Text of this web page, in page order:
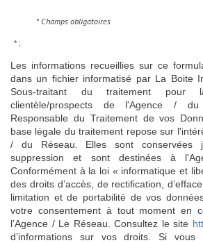
* Champs obligatoires
* :
Les informations recueillies sur ce
dans un fichier informatisé par La Boite
Sous-traitant du traitement
clientèle/prospects de l'Agence /
Responsable du Traitement de vos
base légale du traitement repose sur
/ du Réseau. Elles sont conservées
suppression et sont destinées à
Conformément à la loi « informatique et
des droits d’accès, de rectification,
limitation et de portabilité de vos
votre consentement à tout moment en
l’Agence / Le Réseau. Consultez le site
d’informations sur vos droits. Si vous